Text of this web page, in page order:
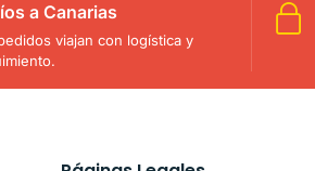
a Canarias
viajan con logística y